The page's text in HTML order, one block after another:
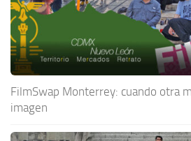
FilmSwap Monterrey: cuando otra
imagen